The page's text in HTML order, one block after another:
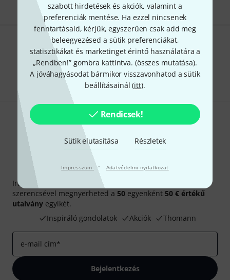
szabott hirdetések és akciók, valamint a
preferenciák mentése. Ha ezzel nincsenek
fenntartásaid, kérjük, egyszerűen csak add meg
beleegyezésed a sütik preferenciákat,
statisztikákat és marketinget érintő használatára a
„Rendben!” gombra kattintva. (összes mutatása).
A jóváhagyásodat bármikor visszavonhatod a sütik
beállításainál (itt).
Rendicsek!
Sütik elutasítása Részletek
Impresszum · Adatvédelmi nyilatkozat
Tetszik, amit látsz?
Megosztás Súgó & Visszajelzések
Thomann hírlevél
Iratkozz fel a Thomann angol nyelvű hírlevelére, és kis
szerencsével megnyerheted a 50 egyenként 50 € értékű
utalvány egyikét.
Inspiráló gondolatok
Akciók Thomann
e-mail cím*
Bejelentkezés